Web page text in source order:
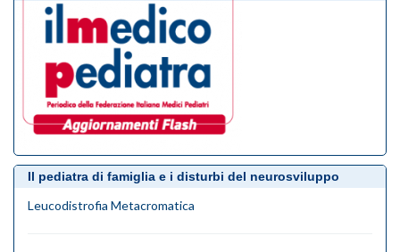
Il pediatra di famiglia e i disturbi del neurosviluppo
Leucodistrofia Metacromatica